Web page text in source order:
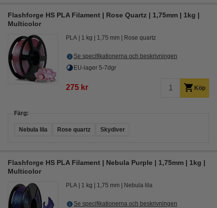
Flashforge HS PLA Filament | Rose Quartz | 1,75mm | 1kg |
Multicolor
PLA 1 kg 1,75 mm Rose quartz
Se specifikationerna och beskrivningen
EU-lager 5-7dgr
275 kr Köp
Färg:
Nebula lila Rose quartz Skydiver
Flashforge HS PLA Filament | Nebula Purple | 1,75mm | 1kg |
Multicolor
PLA 1 kg 1,75 mm Nebula lila
Se specifikationerna och beskrivningen